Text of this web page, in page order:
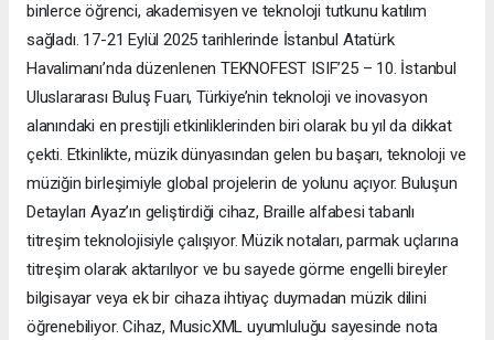
binlerce öğrenci, akademisyen ve teknoloji tutkunu katılım
sağladı. 17-21 Eylül 2025 tarihlerinde İstanbul Atatürk
Havalimanı’nda düzenlenen TEKNOFEST ISIF’25 – 10. İstanbul
Uluslararası Buluş Fuarı, Türkiye’nin teknoloji ve inovasyon
alanındaki en prestijli etkinliklerinden biri olarak bu yıl da dikkat
çekti. Etkinlikte, müzik dünyasından gelen bu başarı, teknoloji ve
müziğin birleşimiyle global projelerin de yolunu açıyor. Buluşun
Detayları Ayaz’ın geliştirdiği cihaz, Braille alfabesi tabanlı
titreşim teknolojisiyle çalışıyor. Müzik notaları, parmak uçlarına
titreşim olarak aktarılıyor ve bu sayede görme engelli bireyler
bilgisayar veya ek bir cihaza ihtiyaç duymadan müzik dilini
öğrenebiliyor. Cihaz, MusicXML uyumluluğu sayesinde nota